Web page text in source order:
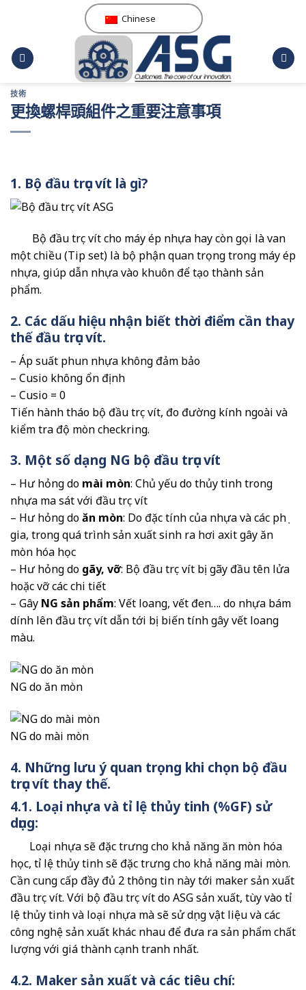
Chinese
技術
更換螺桿頭組件之重要注意事項
1. Bộ đầu trục vít là gì?
Bộ đầu trục vít cho máy ép nhựa hay còn gọi là van
một chiều (Tip set) là bộ phận quan trọng trong máy ép
nhựa, giúp dẫn nhựa vào khuôn để tạo thành sản
phẩm.
2. Các dấu hiệu nhận biết thời điểm cần thay
thế đầu trục vít.
– Áp suất phun nhựa không đảm bảo
– Cusio không ổn định
– Cusio = 0
Tiến hành tháo bộ đầu trục vít, đo đường kính ngoài và
kiểm tra độ mòn checkring.
3. Một số dạng NG bộ đầu trục vít
– Hư hỏng do mài mòn: Chủ yếu do thủy tinh trong
nhựa ma sát với đầu trục vít
– Hư hỏng doăn mòn: Do đặc tính của nhựa và các phụ
gia, trong quá trình sản xuất sinh ra hơi axit gây ăn
mòn hóa học
– Hư hỏng do gãy, vỡ: Bộ đầu trục vít bị gãy đầu tên lửa
hoặc vỡ các chi tiết
– Gây NG sản phẩm: Vết loang, vết đen…. do nhựa bám
dính lên đầu trục vít dẫn tới bị biến tính gây vết loang
màu.
NG do ăn mòn
NG do mài mòn
4. Những lưu ý quan trọng khi chọn bộ đầu
trục vít thay thế.
4.1. Loại nhựa và tỉ lệ thủy tinh (%GF) sử
dụng:
Loại nhựa sẽ đặc trưng cho khả năng ăn mòn hóa
học, tỉ lệ thủy tinh sẽ đặc trưng cho khả năng mài mòn.
Cần cung cấp đầy đủ 2 thông tin này tới maker sản xuất
đầu trục vít. Với bộ đầu trục vít do ASG sản xuất, tùy vào tỉ
lệ thủy tinh và loại nhựa mà sẽ sử dụng vật liệu và các
công nghệ sản xuất khác nhau để đưa ra sản phẩm chất
lượng với giá thành cạnh tranh nhất.
4.2. Maker sản xuất và các tiêu chí: